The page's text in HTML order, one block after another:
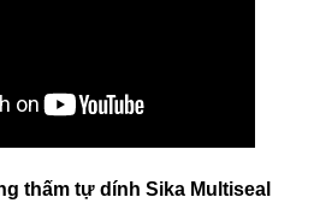
thấm tự dính Sika Multiseal